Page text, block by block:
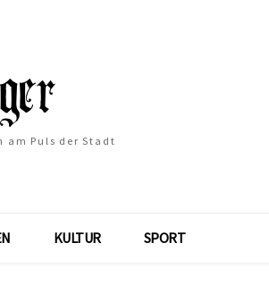
am Puls der Stadt
KULTUR SPORT